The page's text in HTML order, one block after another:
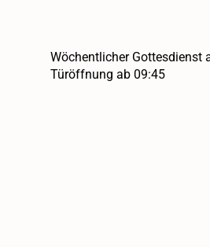
Wöchentlicher Gottesdienst
Türöffnung ab 09:45